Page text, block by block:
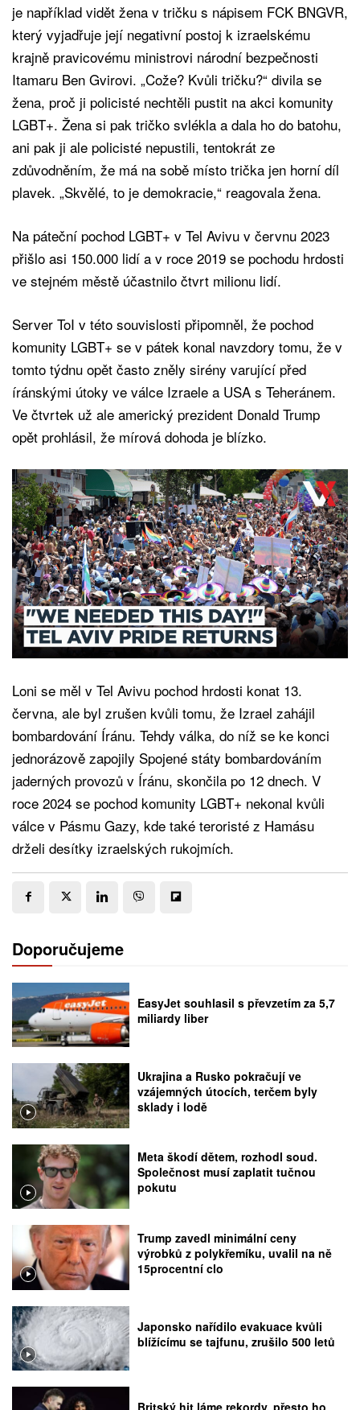
je například vidět žena v tričku s nápisem FCK BNGVR,
který vyjadřuje její negativní postoj k izraelskému
krajně pravicovému ministrovi národní bezpečnosti
Itamaru Ben Gvirovi. „Cože? Kvůli tričku?“ divila se
žena, proč ji policisté nechtěli pustit na akci komunity
LGBT+. Žena si pak tričko svlékla a dala ho do batohu,
ani pak ji ale policisté nepustili, tentokrát ze
zdůvodněním, že má na sobě místo trička jen horní díl
plavek. „Skvělé, to je demokracie,“ reagovala žena.
Na páteční pochod LGBT+ v Tel Avivu v červnu 2023
přišlo asi 150.000 lidí a v roce 2019 se pochodu hrdosti
ve stejném městě účastnilo čtvrt milionu lidí.
Server ToI v této souvislosti připomněl, že pochod
komunity LGBT+ se v pátek konal navzdory tomu, že v
tomto týdnu opět často zněly sirény varující před
íránskými útoky ve válce Izraele a USA s Teheránem.
Ve čtvrtek už ale americký prezident Donald Trump
opět prohlásil, že mírová dohoda je blízko.
Loni se měl v Tel Avivu pochod hrdosti konat 13.
června, ale byl zrušen kvůli tomu, že Izrael zahájil
bombardování Íránu. Tehdy válka, do níž se ke konci
jednorázově zapojily Spojené státy bombardováním
jaderných provozů v Íránu, skončila po 12 dnech. V
roce 2024 se pochod komunity LGBT+ nekonal kvůli
válce v Pásmu Gazy, kde také teroristé z Hamásu
drželi desítky izraelských rukojmích.
Doporučujeme
EasyJet souhlasil s převzetím za 5,7
miliardy liber
Ukrajina a Rusko pokračují ve
vzájemných útocích, terčem byly
sklady i lodě
Meta škodí dětem, rozhodl soud.
Společnost musí zaplatit tučnou
pokutu
Trump zavedl minimální ceny
výrobků z polykřemíku, uvalil na ně
15procentní clo
Japonsko nařídilo evakuace kvůli
blížícímu se tajfunu, zrušilo 500 letů